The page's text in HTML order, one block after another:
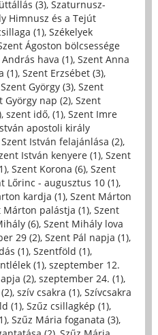
(3), Szaturnusz-
Himnusz és a Tejút
(1), Székelyek
Ágoston bölcsessége
hava (1), Szent Anna
(1), Szent Erzsébet (3),
Szent György (3), Szent
György nap (2), Szent
, szent idő, (1), Szent Imre
apostoli király
Szent István felajánlása (2),
István kenyere (1), Szent
, Szent Korona (6), Szent
Lőrinc - augusztus 10 (1),
kardja (1), Szent Márton
Márton palástja (1), Szent
(6), Szent Mihály lova
29 (2), Szent Pál napja (1),
(1), Szentföld (1),
(1), szeptember 12.
(2), szeptember 24. (1),
, szív csakra (1), Szívcsakra
(1), Szűz csillagkép (1),
, Szűz Mária foganata (3),